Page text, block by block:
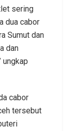
sering
dua cabor
Sumut dan
dan
ungkap
cabor
tersebut